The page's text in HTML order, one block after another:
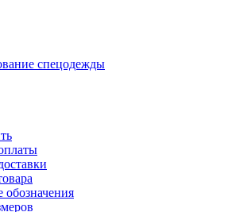
спецодежды
обозначения